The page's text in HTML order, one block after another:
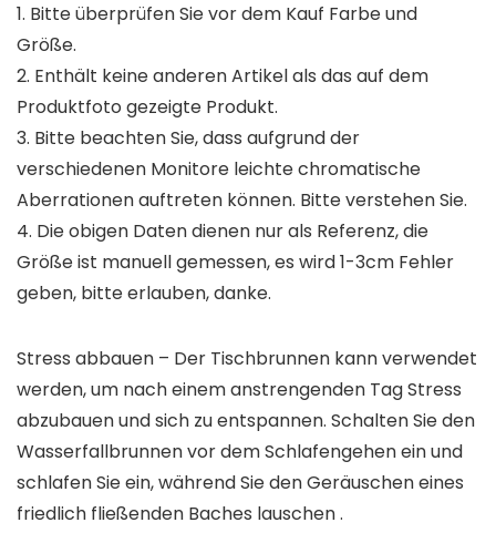
1. Bitte überprüfen Sie vor dem Kauf Farbe und
Größe.
2. Enthält keine anderen Artikel als das auf dem
Produktfoto gezeigte Produkt.
3. Bitte beachten Sie, dass aufgrund der
verschiedenen Monitore leichte chromatische
Aberrationen auftreten können. Bitte verstehen Sie.
4. Die obigen Daten dienen nur als Referenz, die
Größe ist manuell gemessen, es wird 1-3cm Fehler
geben, bitte erlauben, danke.
Stress abbauen – Der Tischbrunnen kann verwendet
werden, um nach einem anstrengenden Tag Stress
abzubauen und sich zu entspannen. Schalten Sie den
Wasserfallbrunnen vor dem Schlafengehen ein und
schlafen Sie ein, während Sie den Geräuschen eines
friedlich fließenden Baches lauschen .